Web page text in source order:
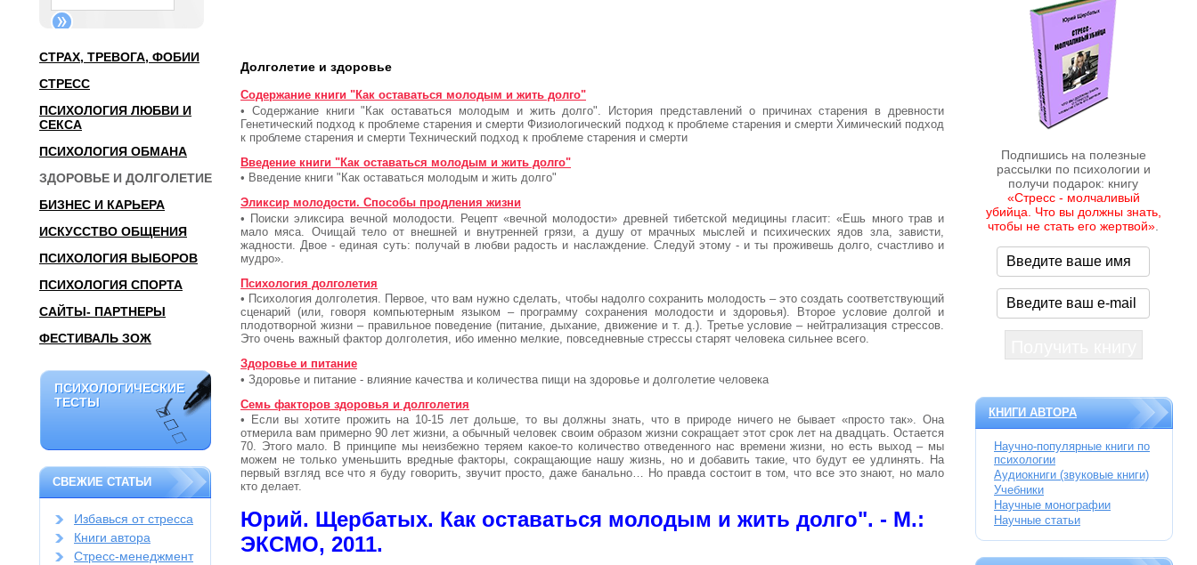
СТРАХ, ТРЕВОГА, ФОБИИ
СТРЕСС
ПСИХОЛОГИЯ ЛЮБВИ И
СЕКСА
ПСИХОЛОГИЯ ОБМАНА
ЗДОРОВЬЕ И ДОЛГОЛЕТИЕ
БИЗНЕС И КАРЬЕРА
ИСКУССТВО ОБЩЕНИЯ
ПСИХОЛОГИЯ ВЫБОРОВ
ПСИХОЛОГИЯ СПОРТА
САЙТЫ- ПАРТНЕРЫ
ФЕСТИВАЛЬ ЗОЖ
ПСИХОЛОГИЧЕСКИЕ
ТЕСТЫ
ПСИХОЛОГИЧЕСКИЕ
ТЕСТЫ
СВЕЖИЕ СТАТЬИ
Избавься от стресса
Книги автора
Стресс-менеджмент
Долголетие и здоровье
Содержание книги "Как оставаться молодым и жить долго"
• Содержание книги "Как оставаться молодым и жить долго". История представлений о причинах старения в древности
Генетический подход к проблеме старения и смерти Физиологический подход к проблеме старения и смерти Химический подход
к проблеме старения и смерти Технический подход к проблеме старения и смерти
Введение книги "Как оставаться молодым и жить долго"
• Введение книги "Как оставаться молодым и жить долго"
Эликсир молодости. Способы продления жизни
• Поиски эликсира вечной молодости. Рецепт «вечной молодости» древней тибетской медицины гласит: «Ешь много трав и
мало мяса. Очищай тело от внешней и внутренней грязи, а душу от мрачных мыслей и психических ядов зла, зависти,
жадности. Двое - единая суть: получай в любви радость и наслаждение. Следуй этому - и ты проживешь долго, счастливо и
мудро».
Психология долголетия
• Психология долголетия. Первое, что вам нужно сделать, чтобы надолго сохранить молодость – это создать соответствующий
сценарий (или, говоря компьютерным языком – программу сохранения молодости и здоровья). Второе условие долгой и
плодотворной жизни – правильное поведение (питание, дыхание, движение и т. д.). Третье условие – нейтрализация стрессов.
Это очень важный фактор долголетия, ибо именно мелкие, повседневные стрессы старят человека сильнее всего.
Здоровье и питание
• Здоровье и питание - влияние качества и количества пищи на здоровье и долголетие человека
Семь факторов здоровья и долголетия
• Если вы хотите прожить на 10-15 лет дольше, то вы должны знать, что в природе ничего не бывает «просто так». Она
отмерила вам примерно 90 лет жизни, а обычный человек своим образом жизни сокращает этот срок лет на двадцать. Остается
70. Этого мало. В принципе мы неизбежно теряем какое-то количество отведенного нас времени жизни, но есть выход – мы
можем не только уменьшить вредные факторы, сокращающие нашу жизнь, но и добавить такие, что будут ее удлинять. На
первый взгляд все что я буду говорить, звучит просто, даже банально… Но правда состоит в том, что все это знают, но мало
кто делает.
Юрий. Щербатых. Как оставаться молодым и жить долго". - М.:
ЭКСМО, 2011.
Подпишись на полезные
рассылки по психологии и
получи подарок: книгу
«Стресс - молчаливый
убийца. Что вы должны знать,
чтобы не стать его жертвой»
КНИГИ АВТОРА
Научно-популярные книги по
психологии
Аудиокниги (звуковые книги)
Учебники
Научные монографии
Научные статьи